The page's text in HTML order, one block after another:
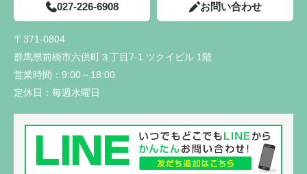
027-226-6908 お問い合わせ
〒371-0804
群馬県前橋市六供町３丁目7-1 ツクイビル 1階
営業時間： 9:00～18:00
定休日： 毎週水曜日